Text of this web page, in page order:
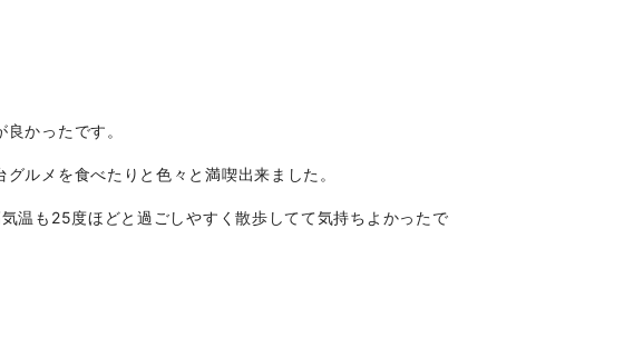
かったです。
ルメを食べたりと色々と満喫出来ました。
温も25度ほどと過ごしやすく散歩してて気持ちよかったで